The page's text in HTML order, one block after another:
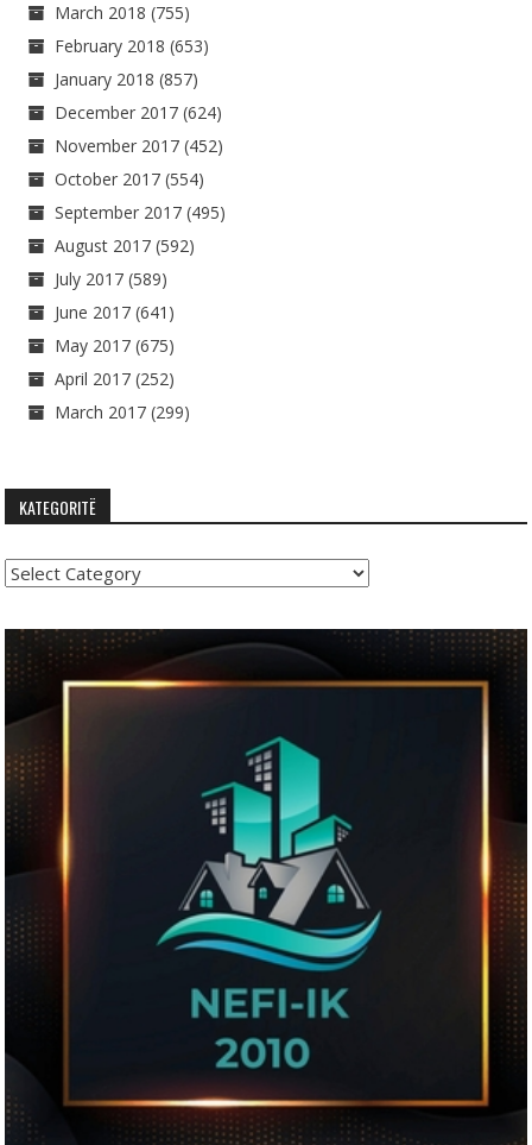
March 2018 (755)
February 2018 (653)
January 2018 (857)
December 2017 (624)
November 2017 (452)
October 2017 (554)
September 2017 (495)
August 2017 (592)
July 2017 (589)
June 2017 (641)
May 2017 (675)
April 2017 (252)
March 2017 (299)
KATEGORITË
Kategoritë